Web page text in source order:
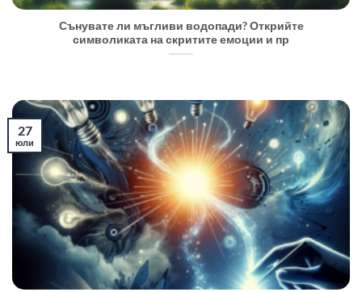
Сънувате ли мъгливи водопади? Открийте
символиката на скритите емоции и пр
27
юли